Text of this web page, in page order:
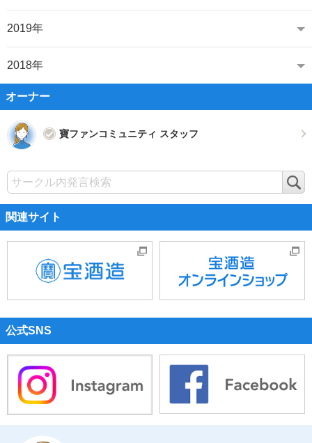
2019年
2018年
オーナー
寶ファンコミュニティ スタッフ
関連サイト
公式SNS